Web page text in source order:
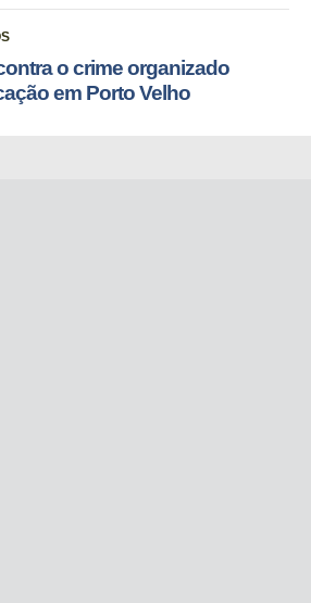
o crime organizado
em Porto Velho